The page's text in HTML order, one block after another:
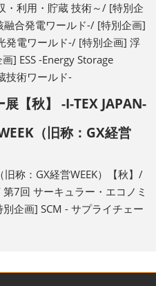
・利用・貯蔵 技術～/ [特別企
融合発電ワールド-/ [特別企画]
発電ワールド-/ [特別企画] 浮
] ESS -Energy Storage
技術ワールド-
【秋】 -I-TEX JAPAN-
（旧称：GX経営
称：GX経営WEEK）【秋】/
7回 サーキュラー・エコノミ
企画] SCM - サプライチェー